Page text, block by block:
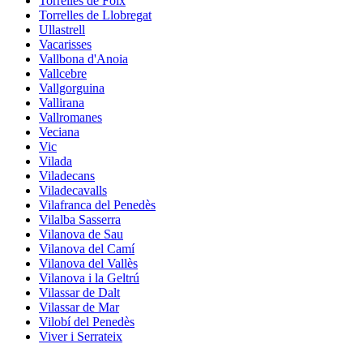
Torrelles de Llobregat
Ullastrell
Vacarisses
Vallbona d'Anoia
Vallcebre
Vallgorguina
Vallirana
Vallromanes
Veciana
Vic
Vilada
Viladecans
Viladecavalls
Vilafranca del Penedès
Vilalba Sasserra
Vilanova de Sau
Vilanova del Camí
Vilanova del Vallès
Vilanova i la Geltrú
Vilassar de Dalt
Vilassar de Mar
Vilobí del Penedès
Viver i Serrateix